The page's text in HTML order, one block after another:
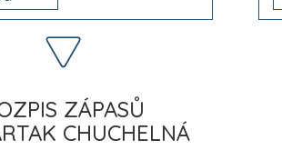
ZÁPASŮ
CHUCHELNÁ